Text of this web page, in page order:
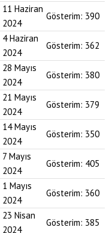
11 Haziran
2024
Gösterim: 390
4 Haziran
2024
Gösterim: 362
28 Mayıs
2024
Gösterim: 380
21 Mayıs
2024
Gösterim: 379
14 Mayıs
2024
Gösterim: 350
7 Mayıs
2024
Gösterim: 405
1 Mayıs
2024
Gösterim: 360
23 Nisan
2024
Gösterim: 385